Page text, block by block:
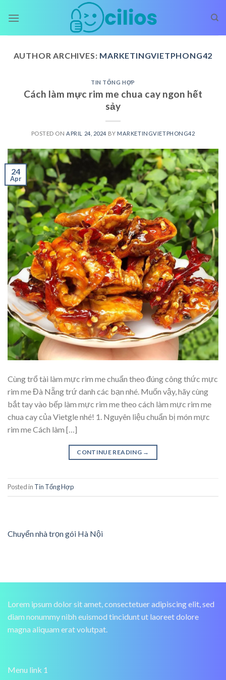
AUTHOR ARCHIVES: MARKETINGVIETPHONG42
TIN TỔNG HỢP
Cách làm mực rim me chua cay ngon hết
sảy
POSTED ON APRIL 24, 2024 BY MARKETINGVIETPHONG42
24
Apr
Cùng trổ tài làm mực rim me chuẩn theo đúng công thức mực
rim me Đà Nẵng trứ danh các bạn nhé. Muốn vậy, hãy cùng
bắt tay vào bếp làm mực rim me theo cách làm mực rim me
chua cay của Vietgle nhé! 1. Nguyên liệu chuẩn bị món mực
rim me Cách làm […]
CONTINUE READING →
Posted in Tin Tổng Hợp
Chuyển nhà trọn gói Hà Nội
Lorem ipsum dolor sit amet, consectetuer adipiscing elit, sed
diam nonummy nibh euismod tincidunt ut laoreet dolore
magna aliquam erat volutpat.
Menu link 1